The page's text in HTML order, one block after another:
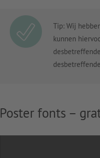
Tip: Wij
kunnen
Poster fonts –